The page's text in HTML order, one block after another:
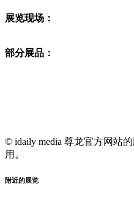
展览现场：
部分展品：
© idaily media 尊龙官方网站
用。
附近的展览